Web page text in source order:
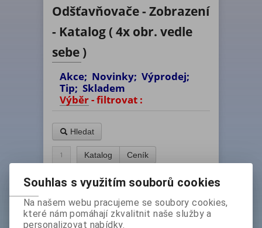
Odšťavňovače - Zobrazení
- Katalog ( 4x obr. vedle
sebe )
Akce; Novinky; Výprodej;
Tip; Skladem
Výběr - filtrovat :
Hledat
1 Katalog Ceník
Katalogového čísla
Souhlas s využitím souborů cookies
Na našem webu pracujeme se soubory cookies,
které nám pomáhají zkvalitnit naše služby a
personalizovat nabídky.